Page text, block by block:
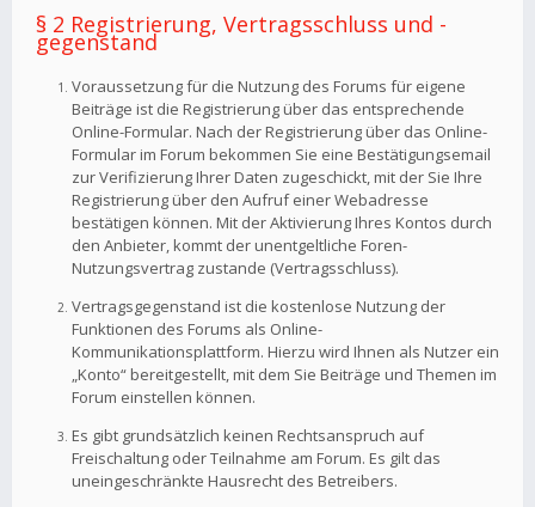
§ 2 Registrierung, Vertragsschluss und -
gegenstand
Voraussetzung für die Nutzung des Forums für eigene
Beiträge ist die Registrierung über das entsprechende
Online-Formular. Nach der Registrierung über das Online-
Formular im Forum bekommen Sie eine Bestätigungsemail
zur Verifizierung Ihrer Daten zugeschickt, mit der Sie Ihre
Registrierung über den Aufruf einer Webadresse
bestätigen können. Mit der Aktivierung Ihres Kontos durch
den Anbieter, kommt der unentgeltliche Foren-
Nutzungsvertrag zustande (Vertragsschluss).
Vertragsgegenstand ist die kostenlose Nutzung der
Funktionen des Forums als Online-
Kommunikationsplattform. Hierzu wird Ihnen als Nutzer ein
„Konto“ bereitgestellt, mit dem Sie Beiträge und Themen im
Forum einstellen können.
Es gibt grundsätzlich keinen Rechtsanspruch auf
Freischaltung oder Teilnahme am Forum. Es gilt das
uneingeschränkte Hausrecht des Betreibers.